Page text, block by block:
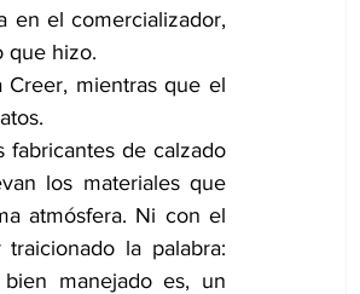
en el comercializador,
que hizo.
Creer, mientras que el
fabricantes de calzado
los materiales que
atmósfera. Ni con el
la palabra:
manejado es, un